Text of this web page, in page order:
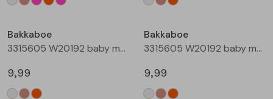
Bakkaboe
3315605 W20192 baby meisjes T-shirt lm Taupe
9,99
Bakkaboe
3315605 W20192 baby meisjes T-shirt lm Perzik
9,99